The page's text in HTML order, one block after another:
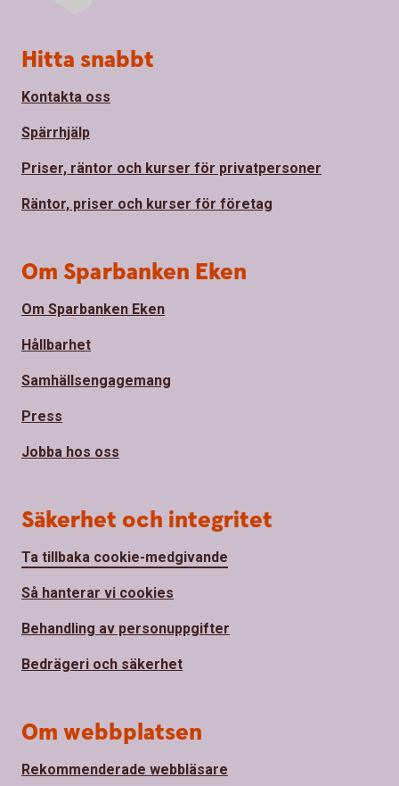
Sidfot
Hitta snabbt
Kontakta oss
Spärrhjälp
Priser, räntor och kurser för privatpersoner
Räntor, priser och kurser för företag
Om Sparbanken Eken
Om Sparbanken Eken
Hållbarhet
Samhällsengagemang
Press
Jobba hos oss
Säkerhet och integritet
Ta tillbaka cookie-medgivande
Så hanterar vi cookies
Behandling av personuppgifter
Bedrägeri och säkerhet
Om webbplatsen
Rekommenderade webbläsare